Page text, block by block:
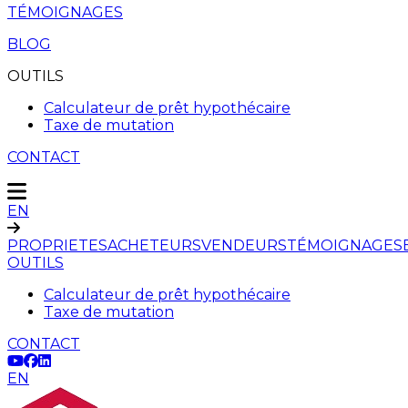
TÉMOIGNAGES
BLOG
OUTILS
Calculateur de prêt hypothécaire
Taxe de mutation
CONTACT
EN
PROPRIETESACHETEURSVENDEURSTÉMOIGNAGES
OUTILS
Calculateur de prêt hypothécaire
Taxe de mutation
CONTACT
EN